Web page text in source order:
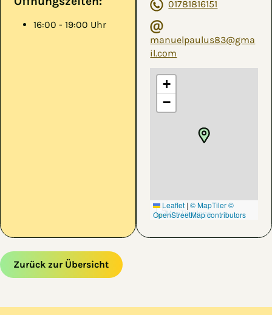
16:00 - 19:00 Uhr
01781816151
manuelpaulus83@gma
il.com
+
−
Leaflet | © MapTiler©
OpenStreetMap contributors
Zurück zur Übersicht